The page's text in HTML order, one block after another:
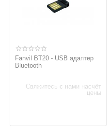
Fanvil BT20 - USB адаптер
Bluetooth
Свяжитесь с нами насчёт
цены